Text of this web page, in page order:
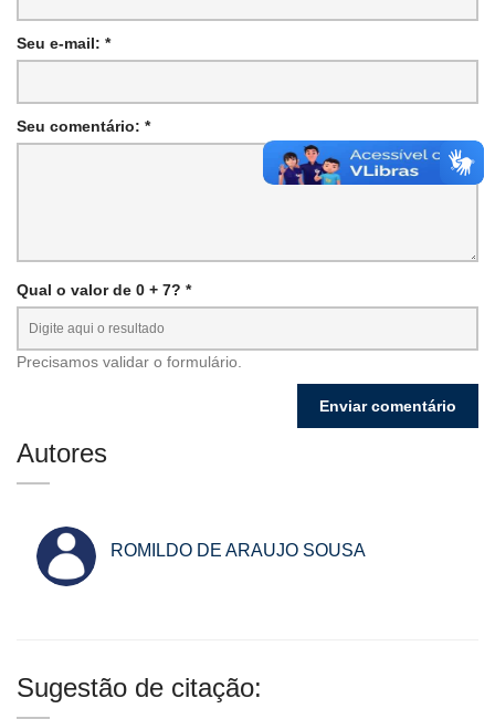
Seu e-mail: *
Seu comentário: *
Qual o valor de 0 + 7? *
Precisamos validar o formulário.
Autores
ROMILDO DE ARAUJO SOUSA
Sugestão de citação: